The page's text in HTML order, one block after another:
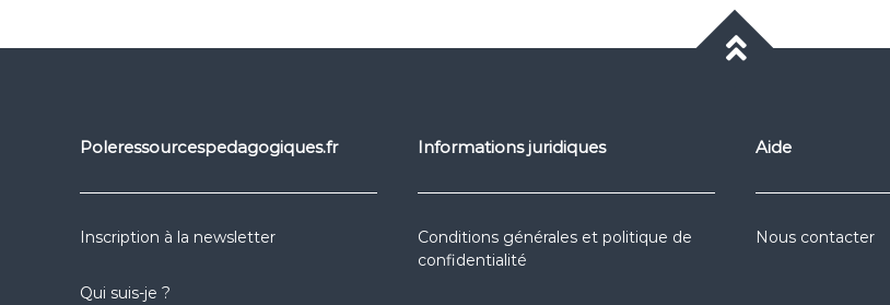
Poleressourcespedagogiques.fr
Inscription à la newsletter
Qui suis-je ?
Informations juridiques
Conditions générales et politique de
confidentialité
Aide
Nous contacter